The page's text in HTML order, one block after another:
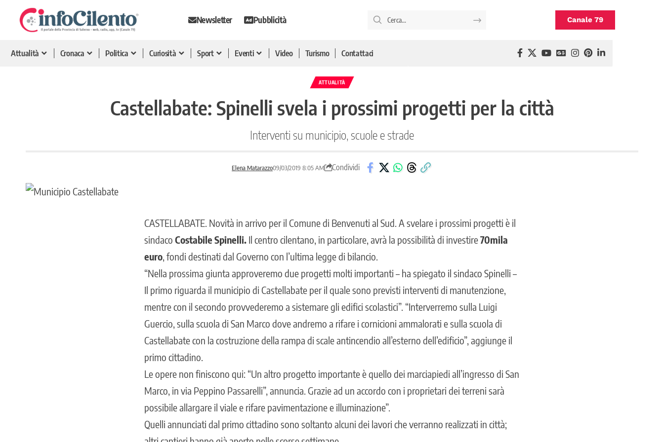
Newsletter Pubblicità Canale 79
Attualità Cronaca Politica Curiosità Sport Eventi Video Turismo Contattaci
ATTUALITÀ
Castellabate: Spinelli svela i prossimi progetti per la città
Interventi su municipio, scuole e strade
Elena Matarazzo09/03/2019 8:05 AM Condividi
CASTELLABATE . Novità in arrivo per il Comune di Benvenuti al Sud. A svelare i prossimi progetti è il
sindaco Costabile Spinelli. Il centro cilentano, in particolare, avrà la possibilità di investire70mila
euro , fondi destinati dal Governo con l’ultima legge di bilancio.
“Nella prossima giunta approveremo due progetti molti importanti – ha spiegato il sindaco Spinelli –
Il primo riguarda il municipio di Castellabate per il quale sono previsti interventi di manutenzione,
mentre con il secondo provvederemo a sistemare gli edifici scolastici”. “Interverremo sulla Luigi
Guercio, sulla scuola di San Marco dove andremo a rifare i cornicioni ammalorati e sulla scuola di
Castellabate con la costruzione della rampa di scale antincendio all’esterno dell’edificio”, aggiunge il
primo cittadino.
Le opere non finiscono qui: “Un altro progetto importante è quello dei marciapiedi all’ingresso di San
Marco, in via Peppino Passarelli”, annuncia. Grazie ad un accordo con i proprietari dei terreni sarà
possibile allargare il viale e rifare pavimentazione e illuminazione”.
Quelli annunciati dal primo cittadino sono soltanto alcuni dei lavori che verranno realizzati in città;